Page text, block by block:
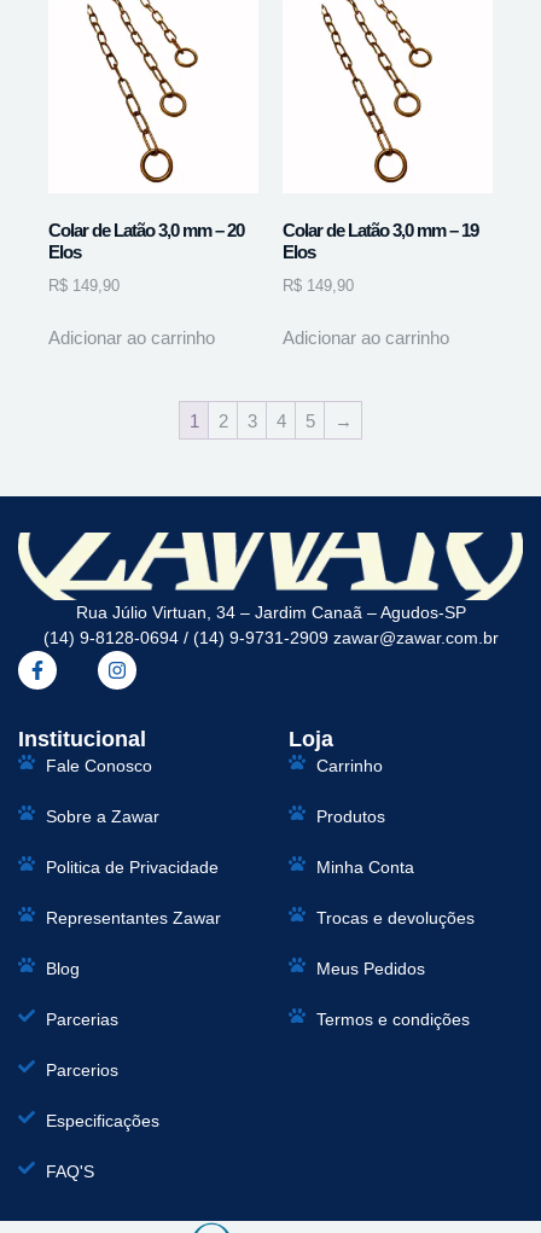
Colar de Latão 3,0 mm – 20
Elos
R$ 149,90
Adicionar ao carrinho
Colar de Latão 3,0 mm – 19
Elos
R$ 149,90
Adicionar ao carrinho
1 2 3 4 5 →
Rua Júlio Virtuan, 34 – Jardim Canaã – Agudos-SP
(14) 9-8128-0694 / (14) 9-9731-2909 zawar@zawar.com.br
Institucional
Fale Conosco
Sobre a Zawar
Politica de Privacidade
Representantes Zawar
Blog
Parcerias
Parcerios
Especificações
FAQ'S
Loja
Carrinho
Produtos
Minha Conta
Trocas e devoluções
Meus Pedidos
Termos e condições